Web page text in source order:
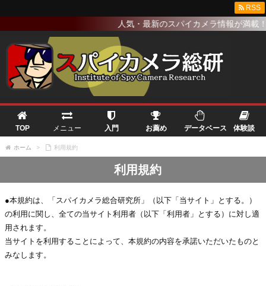
人気・最新のスパイカメラ情報が満載！
TOP メニュー 入門 お薦め データベース 体験談
RSS
ホーム > 利用規約
利用規約
●本規約は、「スパイカメラ総合研究所」（以下「当サイト」とする。）
の利用に関し、全ての当サイト利用者（以下「利用者」とする）に対し適
用されます。
当サイトを利用することによって、本規約の内容を承諾いただいたものと
みなします。